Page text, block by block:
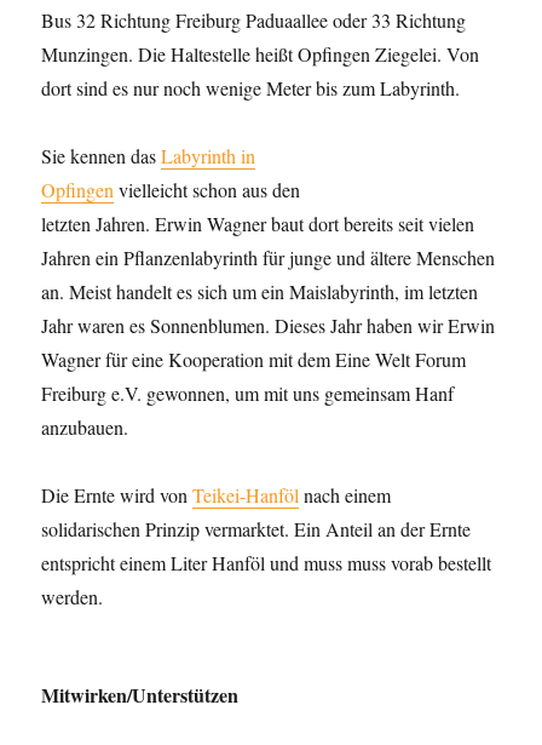
Bus 32 Richtung Freiburg Paduaallee oder 33 Richtung
Munzingen. Die Haltestelle heißt Opfingen Ziegelei. Von
dort sind es nur noch wenige Meter bis zum Labyrinth.
Sie kennen dasLabyrinth in
Opfingen vielleicht schon aus den
letzten Jahren. Erwin Wagner baut dort bereits seit vielen
Jahren ein Pflanzenlabyrinth für junge und ältere Menschen
an. Meist handelt es sich um ein Maislabyrinth, im letzten
Jahr waren es Sonnenblumen. Dieses Jahr haben wir Erwin
Wagner für eine Kooperation mit dem Eine Welt Forum
Freiburg e.V. gewonnen, um mit uns gemeinsam Hanf
anzubauen.
Die Ernte wird vonTeikei-Hanföl nach einem
solidarischen Prinzip vermarktet. Ein Anteil an der Ernte
entspricht einem Liter Hanföl und muss muss vorab bestellt
werden.
Mitwirken/Unterstützen